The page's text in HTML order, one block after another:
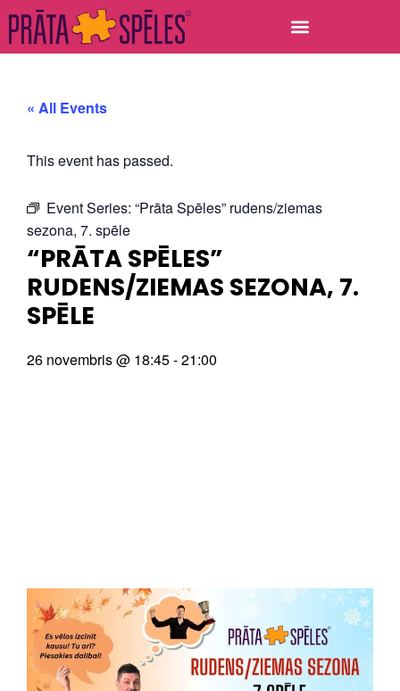
« All Events
This event has passed.
Event Series: “Prāta Spēles” rudens/ziemas
sezona, 7. spēle
“PRĀTA SPĒLES”
RUDENS/ZIEMAS SEZONA, 7.
SPĒLE
26 novembris@ 18:45-21:00